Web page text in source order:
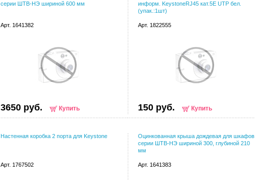
серии ШТВ-НЭ шириной 600 мм
Арт. 1641382
3650 руб. Купить
информ. KeystoneRJ45 кат.5E UTP бел.
(упак.:1шт)
Арт. 1822555
150 руб. Купить
Настенная коробка 2 порта для Keystone
Арт. 1767502
Оцинкованная крыша дождевая для шкафов
серии ШТВ-НЭ шириной 300, глубиной 210
мм
Арт. 1641383